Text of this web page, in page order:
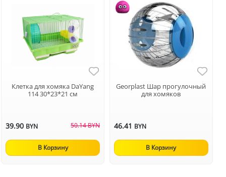
Клетка для хомяка DaYang
114 30*23*21 см
39.90 BYN 50.14 BYN
В Корзину
Georplast Шар прогулочный
для хомяков
46.41 BYN
В Корзину